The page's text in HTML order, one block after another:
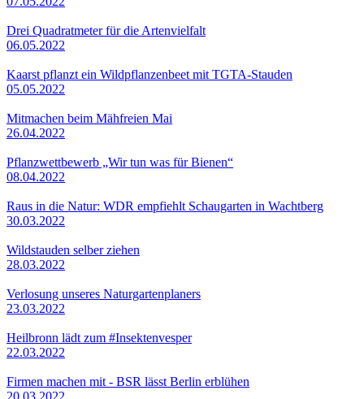
Drei Quadratmeter für die Artenvielfalt
06.05.2022
Kaarst pflanzt ein Wildpflanzenbeet mit TGTA-Stauden
05.05.2022
Mitmachen beim Mähfreien Mai
26.04.2022
Pflanzwettbewerb „Wir tun was für Bienen“
08.04.2022
Raus in die Natur: WDR empfiehlt Schaugarten in Wachtberg
30.03.2022
Wildstauden selber ziehen
28.03.2022
Verlosung unseres Naturgartenplaners
23.03.2022
Heilbronn lädt zum #Insektenvesper
22.03.2022
Firmen machen mit - BSR lässt Berlin erblühen